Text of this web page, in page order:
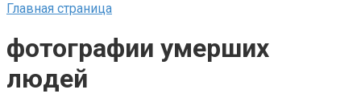
Главная страница
фотографии умерших
людей